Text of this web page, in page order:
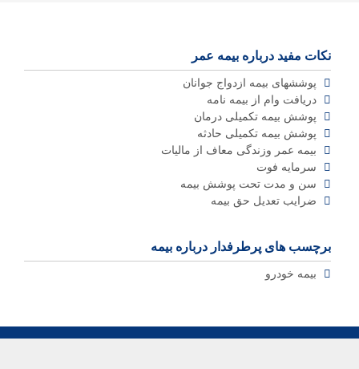
نکات مفید درباره بیمه عمر
پوششهای بیمه ازدواج جوانان
دریافت وام از بیمه نامه
پوشش بیمه تکمیلی درمان
پوشش بیمه تکمیلی حادثه
بیمه عمر وزندگی معاف از مالیات
سرمایه فوت
سن و مدت تحت پوشش بیمه
ضرایب تعدیل حق بیمه
برچسب های پرطرفدار درباره بیمه
بیمه خودرو